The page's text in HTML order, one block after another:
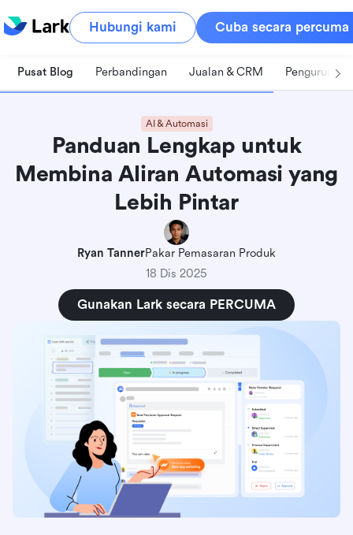
Hubungi kami Cuba secara percuma
Pusat Blog Perbandingan Jualan & CRM Pengurusan
AI & Automasi
Panduan Lengkap untuk
Membina Aliran Automasi yang
Lebih Pintar
Ryan TannerPakar Pemasaran Produk
18 Dis 2025
Gunakan Lark secara PERCUMA
Apakah aliran automasi?